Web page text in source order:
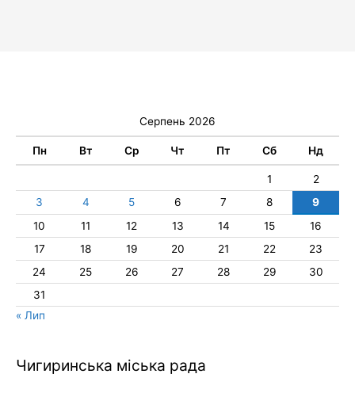
Серпень 2026
Пн Вт Ср Чт Пт Сб Нд
1
2
3
4 5 6 7 8
9
10
11 12 13 14 15
16
17
18 19 20 21 22
23
24
25 26 27 28 29
30
31
« Лип
Чигиринська міська рада